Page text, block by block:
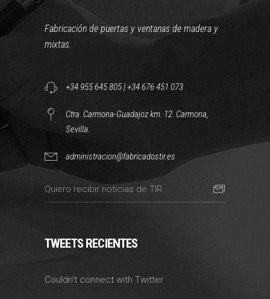
Fabricación de puertas y ventanas de madera y
mixtas.
+34 955 645 805|+34 676 451 073
Ctra. Carmona-Guadajoz km. 12. Carmona,
Sevilla.
administracion@fabricadostir.es
TWEETS RECIENTES
Couldn't connect with Twitter